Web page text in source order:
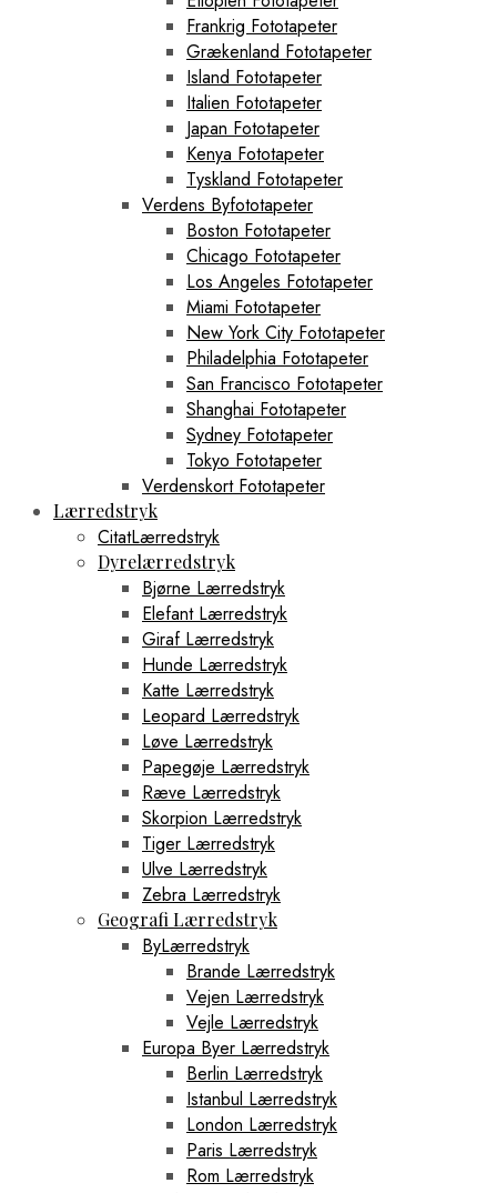
Frankrig Fototapeter
Grækenland Fototapeter
Island Fototapeter
Italien Fototapeter
Japan Fototapeter
Kenya Fototapeter
Tyskland Fototapeter
Verdens Byfototapeter
Boston Fototapeter
Chicago Fototapeter
Los Angeles Fototapeter
Miami Fototapeter
New York City Fototapeter
Philadelphia Fototapeter
San Francisco Fototapeter
Shanghai Fototapeter
Sydney Fototapeter
Tokyo Fototapeter
Verdenskort Fototapeter
Lærredstryk
CitatLærredstryk
Dyrelærredstryk
Bjørne Lærredstryk
Elefant Lærredstryk
Giraf Lærredstryk
Hunde Lærredstryk
Katte Lærredstryk
Leopard Lærredstryk
Løve Lærredstryk
Papegøje Lærredstryk
Ræve Lærredstryk
Skorpion Lærredstryk
Tiger Lærredstryk
Ulve Lærredstryk
Zebra Lærredstryk
Geografi Lærredstryk
ByLærredstryk
Brande Lærredstryk
Vejen Lærredstryk
Vejle Lærredstryk
Europa Byer Lærredstryk
Berlin Lærredstryk
Istanbul Lærredstryk
London Lærredstryk
Paris Lærredstryk
Rom Lærredstryk